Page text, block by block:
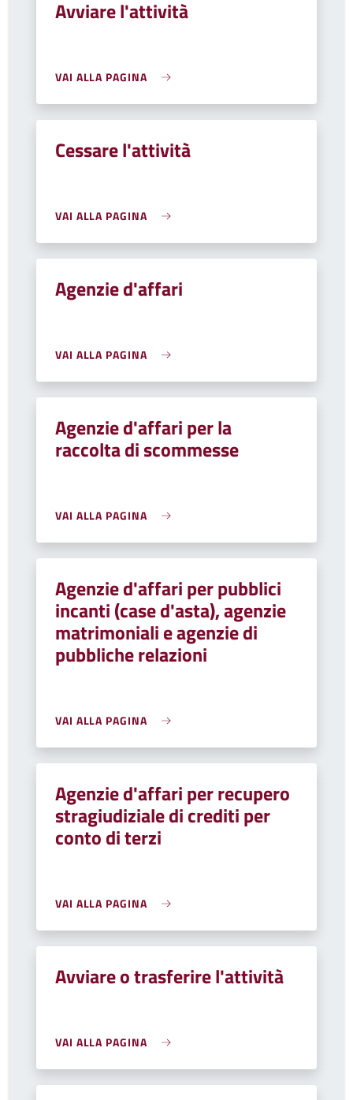
Avviare l'attività
VAI ALLA PAGINA
Cessare l'attività
VAI ALLA PAGINA
Agenzie d'affari
VAI ALLA PAGINA
Agenzie d'affari per la
raccolta di scommesse
VAI ALLA PAGINA
Agenzie d'affari per pubblici
incanti (case d'asta), agenzie
matrimoniali e agenzie di
pubbliche relazioni
VAI ALLA PAGINA
Agenzie d'affari per recupero
stragiudiziale di crediti per
conto di terzi
VAI ALLA PAGINA
Avviare o trasferire l'attività
VAI ALLA PAGINA